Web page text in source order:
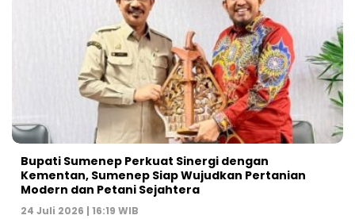
Bupati Sumenep Perkuat Sinergi dengan
Kementan, Sumenep Siap Wujudkan Pertanian
Modern dan Petani Sejahtera
24 Juli 2026 | 16:19 WIB